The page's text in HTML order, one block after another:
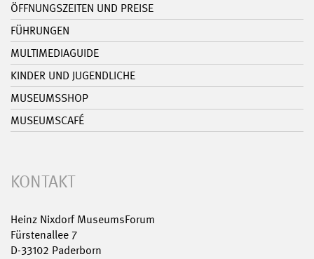
ÖFFNUNGSZEITEN UND PREISE
FÜHRUNGEN
MULTIMEDIAGUIDE
KINDER UND JUGENDLICHE
MUSEUMSSHOP
MUSEUMSCAFÉ
KONTAKT
Heinz Nixdorf MuseumsForum
Fürstenallee 7
D-33102 Paderborn